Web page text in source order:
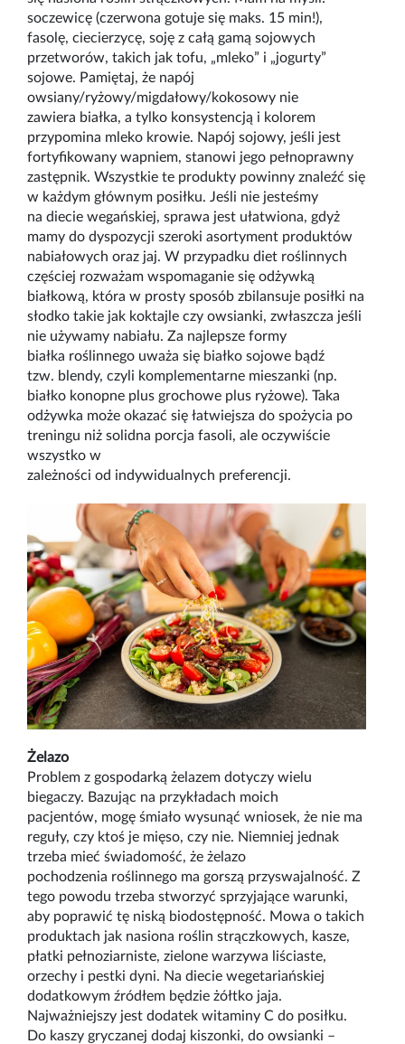
soczewicę (czerwona gotuje się maks. 15 min!),
fasolę, ciecierzycę, soję z całą gamą sojowych
przetworów, takich jak tofu, „mleko” i „jogurty”
sojowe. Pamiętaj, że napój
owsiany/ryżowy/migdałowy/kokosowy nie
zawiera białka, a tylko konsystencją i kolorem
przypomina mleko krowie. Napój sojowy, jeśli jest
fortyfikowany wapniem, stanowi jego pełnoprawny
zastępnik. Wszystkie te produkty powinny znaleźć się
w każdym głównym posiłku. Jeśli nie jesteśmy
na diecie wegańskiej, sprawa jest ułatwiona, gdyż
mamy do dyspozycji szeroki asortyment produktów
nabiałowych oraz jaj. W przypadku diet roślinnych
częściej rozważam wspomaganie się odżywką
białkową, która w prosty sposób zbilansuje posiłki na
słodko takie jak koktajle czy owsianki, zwłaszcza jeśli
nie używamy nabiału. Za najlepsze formy
białka roślinnego uważa się białko sojowe bądź
tzw. blendy, czyli komplementarne mieszanki (np.
białko konopne plus grochowe plus ryżowe). Taka
odżywka może okazać się łatwiejsza do spożycia po
treningu niż solidna porcja fasoli, ale oczywiście
wszystko w
zależności od indywidualnych preferencji.
Żelazo
Problem z gospodarką żelazem dotyczy wielu
biegaczy. Bazując na przykładach moich
pacjentów, mogę śmiało wysunąć wniosek, że nie ma
reguły, czy ktoś je mięso, czy nie. Niemniej jednak
trzeba mieć świadomość, że żelazo
pochodzenia roślinnego ma gorszą przyswajalność. Z
tego powodu trzeba stworzyć sprzyjające warunki,
aby poprawić tę niską biodostępność. Mowa o takich
produktach jak nasiona roślin strączkowych, kasze,
płatki pełnoziarniste, zielone warzywa liściaste,
orzechy i pestki dyni. Na diecie wegetariańskiej
dodatkowym źródłem będzie żółtko jaja.
Najważniejszy jest dodatek witaminy C do posiłku.
Do kaszy gryczanej dodaj kiszonki, do owsianki –